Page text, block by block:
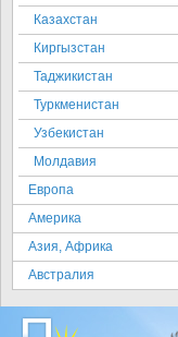
Казахстан
Киргызстан
Таджикистан
Туркменистан
Узбекистан
Молдавия
Европа
Америка
Азия, Африка
Австралия